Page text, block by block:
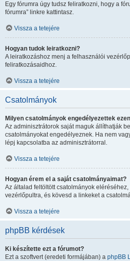
Egy fórumra úgy tudsz feliratkozni, hogy a
fórumra” linkre kattintasz.
Vissza a tetejére
Hogyan tudok leiratkozni?
A leiratkozáshoz menj a felhasználói
feliratkozásaidhoz.
Vissza a tetejére
Csatolmányok
Milyen csatolmányok engedélyezettek
Az adminisztrátorok saját maguk állíthatják
csatolmányokat engedélyeznek. Ha nem
lépj kapcsolatba az adminisztrátorral.
Vissza a tetejére
Hogyan érem el a saját csatolmányaimat?
Az általad feltöltött csatolmányok
vezérlőpultra, és kövesd a linkeket a
Vissza a tetejére
phpBB kérdések
Ki készítette ezt a fórumot?
Ezt a szoftvert (eredeti formájában) a phpBB